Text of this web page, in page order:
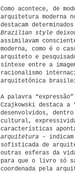
Como acontece, de
arquitetura moderna
destacam
Brazilian style
assimilavam
moderna, como é o
arquiteto e
síntese entre a
racionalismo
arquitetônica
A palavra
Czajkowski destaca a
desenvolvidos,
cultural,
características
arquitetura – indicam
sofisticada de
outras esferas da
para que o livro só
coordenada pela